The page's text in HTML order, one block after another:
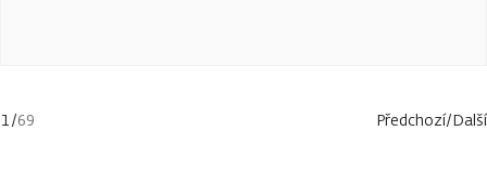
1/69 Předchozí/Další